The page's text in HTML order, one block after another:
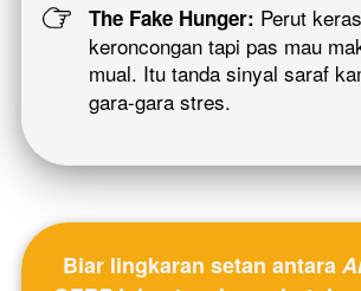
The Fake Hunger: Perut
keroncongan tapi pas mau
mual. Itu tanda sinyal saraf
gara-gara stres.
Biar lingkaran setan antara